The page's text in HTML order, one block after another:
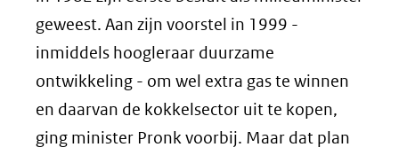
geweest. Aan zijn voorstel in 1999 -
inmiddels hoogleraar duurzame
ontwikkeling - om wel extra gas te winnen
en daarvan de kokkelsector uit te kopen,
ging minister Pronk voorbij. Maar dat plan